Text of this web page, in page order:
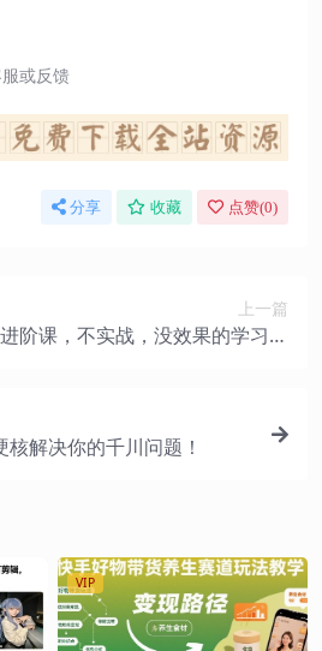
或反馈
分享 收藏 点赞(0)
上一篇
阶课，不实战，没效果的学习，
解决你的千川问题！
VIP